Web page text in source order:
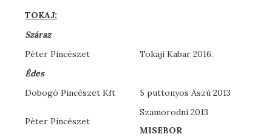
TOKAJ:
Száraz
Péter Pincészet
Tokaji Kabar 2016.
Édes
Dobogó Pincészet Kft
5 puttonyos Aszú 2013
Péter Pincészet
Szamorodni 2013
MISEBOR